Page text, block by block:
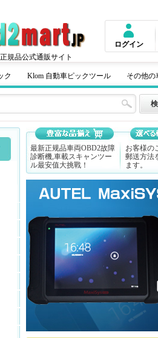
規品公式通販サイト
ログイン
ク Klom 自動車ピックツール その他の
最新正规品車両OBD2故障
診断機,車載スキャンツー
ル最安值大挑戰！
お客様の
郵送方法
ます。